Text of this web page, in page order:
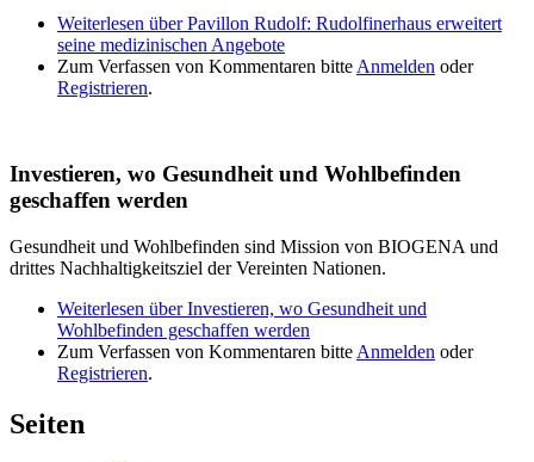
Weiterlesen über Pavillon Rudolf: Rudolfinerhaus erweitert
seine medizinischen Angebote
Zum Verfassen von Kommentaren bitte Anmelden oder
Registrieren.
Investieren, wo Gesundheit und Wohlbefinden
geschaffen werden
Gesundheit und Wohlbefinden sind Mission von BIOGENA und
drittes Nachhaltigkeitsziel der Vereinten Nationen.
Weiterlesen über Investieren, wo Gesundheit und
Wohlbefinden geschaffen werden
Zum Verfassen von Kommentaren bitte Anmelden oder
Registrieren.
Seiten